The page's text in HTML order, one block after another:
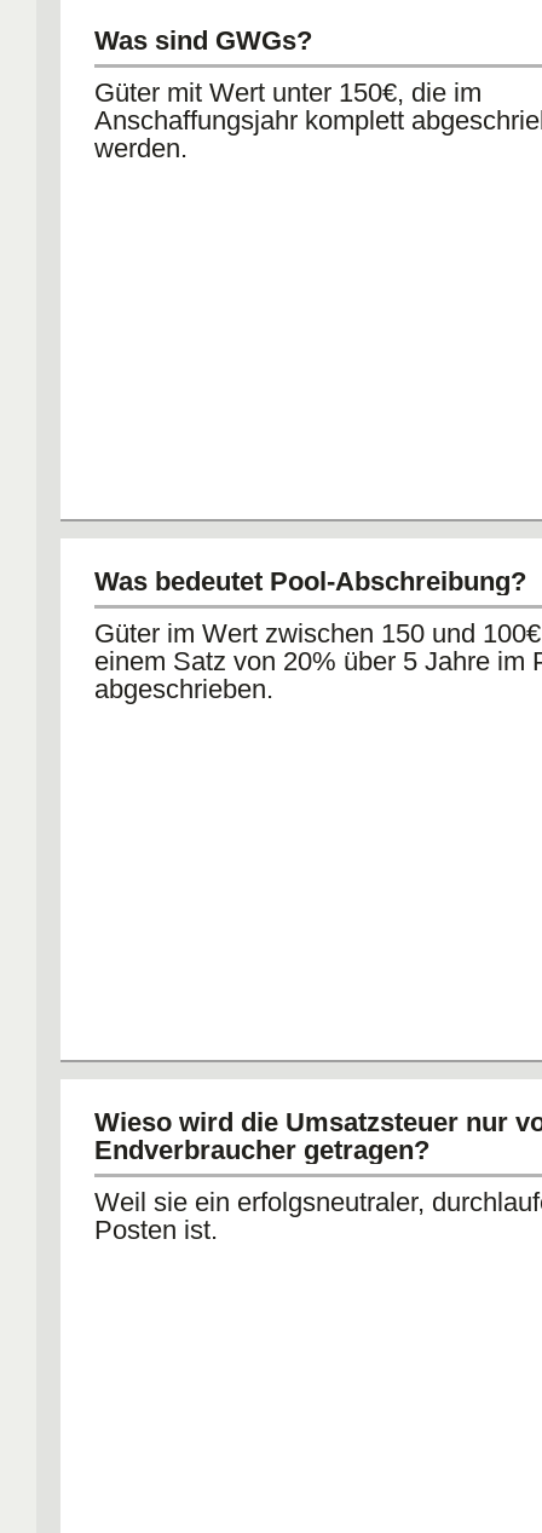
Was sind GWGs?
Güter mit Wert unter 150€, die im
Anschaffungsjahr komplett
werden.
Was bedeutet Pool-Abschreibung?
Güter im Wert zwischen 150 und
einem Satz von 20% über 5 Jahre im
abgeschrieben.
Wieso wird die Umsatzsteuer nur
Endverbraucher getragen?
Weil sie ein erfolgsneutraler,
Posten ist.